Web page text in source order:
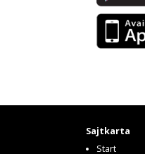
Sajtkarta
Start